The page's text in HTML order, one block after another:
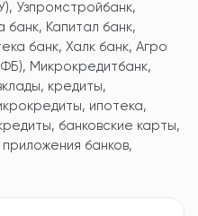
Узпромстройбанк,
банк, Капитал банк,
банк, Халк банк, Агро
Микрокредитбанк,
кредиты,
ипотека,
банковские карты,
банков,